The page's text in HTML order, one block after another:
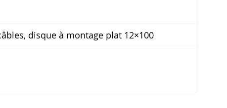
disque à montage plat 12×100